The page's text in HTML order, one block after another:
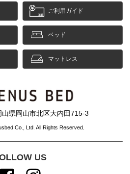
ご利用ガイド
ベッド
マットレス
県岡山市北区大内田715-3
Co., Ltd. All Rights Reserved.
US